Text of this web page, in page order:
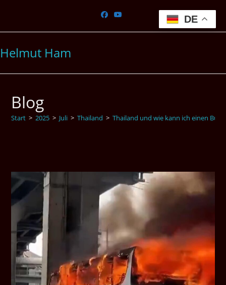
springen
Helmut Ham
Blog
Start > 2025 > Juli > Thailand > Thailand und wie kann ich einen
DE